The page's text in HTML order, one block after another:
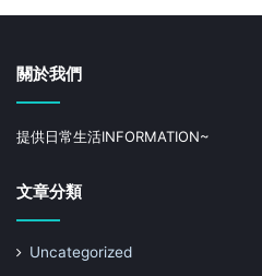
關於我們
提供日常生活INFORMATION~
文章分類
Uncategorized